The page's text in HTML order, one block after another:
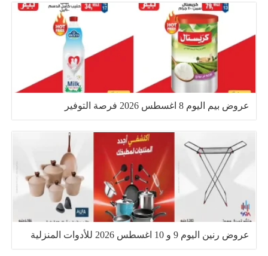
عروض بيم اليوم 8 اغسطس 2026 فرصة التوفير
عروض رنين اليوم 9 و 10 اغسطس 2026 للأدوات المنزلية